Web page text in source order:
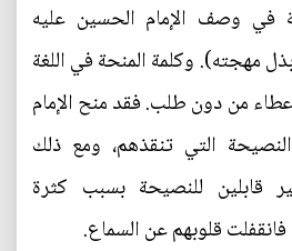
في وصف الإمام الحسين عليه
مهجته). وكلمة المنحة في اللغة
من دون طلب. فقد منح الإمام
التي تنقذهم، ومع ذلك
قابلين للنصيحة بسبب كثرة
فانقفلت قلوبهم عن السماع.